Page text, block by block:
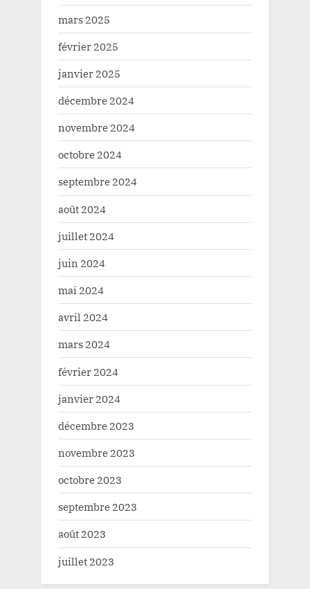
mars 2025
février 2025
janvier 2025
décembre 2024
novembre 2024
octobre 2024
septembre 2024
août 2024
juillet 2024
juin 2024
mai 2024
avril 2024
mars 2024
février 2024
janvier 2024
décembre 2023
novembre 2023
octobre 2023
septembre 2023
août 2023
juillet 2023